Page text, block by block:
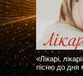
«Лікарі,
пісню до дня